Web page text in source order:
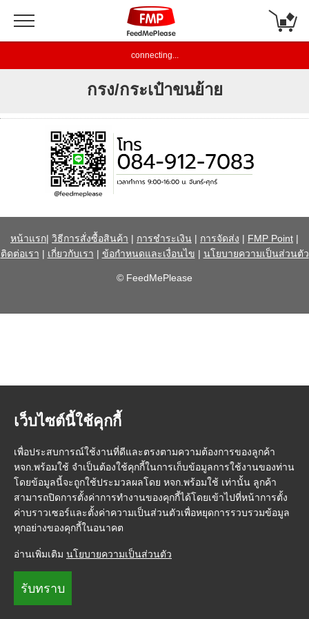
เว็บไซต์นี้ใช้คุกกี้
เพื่อประสบการณ์ใช้งานที่ดีและตรงตามความต้องการของลูกค้า
หจก.พร้อมใช้ จำเป็นต้องใช้คุกกี้ในการเก็บข้อมูลการใช้งานของท่าน
โดยข้อมูลนี้จะถูกใช้ประมวลผลโดย หจก.พร้อมใช้ เท่านั้น ลูกค้า
สามารถปิดการตั้งค่าการทำงานของคุกกี้ได้โดยเข้าไปที่หน้าการตั้ง
ค่าบราวเซอร์และตั้งค่าความเป็นส่วนตัวเพื่อหยุดการรวบรวมข้อมูล
ทุกอย่างของคุกกี้ในอนาคต
อ่านเพิ่มเติม นโยบายความเป็นส่วนตัว
รับทราบ
connecting...
กรง/กระเป๋าขนย้าย
หน้าแรก| วิธีการสั่งซื้อสินค้า | การชำระเงิน | การจัดส่ง | FMP Point |
ติดต่อเรา | เกี่ยวกับเรา | ข้อกำหนดและเงื่อนไข | นโยบายความเป็นส่วนตัว
© FeedMePlease